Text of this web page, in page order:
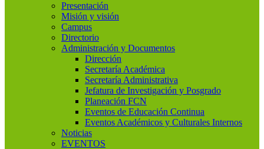
Presentación
Misión y visión
Campus
Directorio
Administración y Documentos
Dirección
Secretaría Académica
Secretaría Administrativa
Jefatura de Investigación y Posgrado
Planeación FCN
Eventos de Educación Continua
Eventos Académicos y Culturales Internos
Noticias
EVENTOS